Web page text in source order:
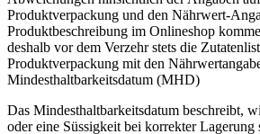
Produktverpackung und den Nährwert-
Produktbeschreibung im Onlineshop
deshalb vor dem Verzehr stets die
Produktverpackung mit den
Mindesthaltbarkeitsdatum (MHD)
Das Mindesthaltbarkeitsdatum beschreibt,
oder eine Süssigkeit bei korrekter Lagerung